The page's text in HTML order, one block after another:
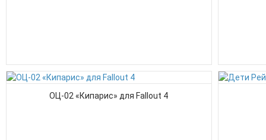
ОЦ-02 «Кипарис» для Fallout 4